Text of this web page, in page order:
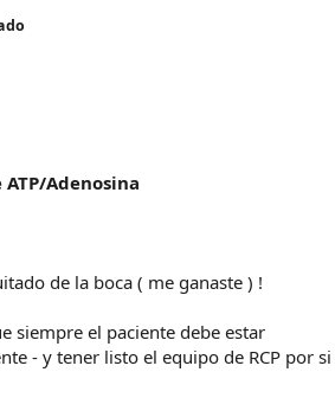
Adenosina
de la boca ( me ganaste ) !
siempre el paciente debe estar
- y tener listo el equipo de RCP por si